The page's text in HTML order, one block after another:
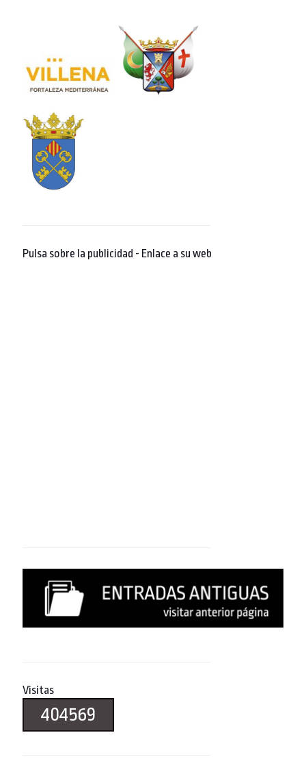
Pulsa sobre la publicidad - Enlace a su web
Visitas
404569